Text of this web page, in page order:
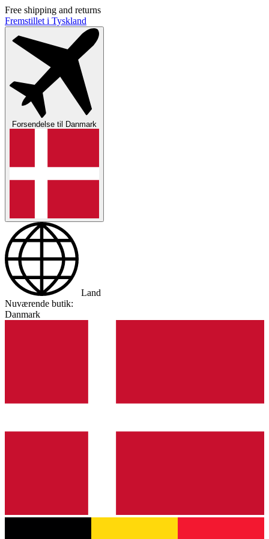
Free shipping and returns
Fremstillet i Tyskland
Forsendelse til Danmark
Land
Nuværende butik:
Danmark